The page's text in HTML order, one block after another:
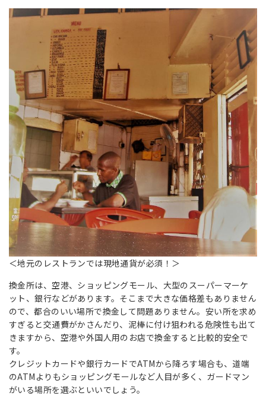
＜地元のレストランでは現地通貨が必須！＞
換金所は、空港、ショッピングモール、大型のスーパーマーケ
ット、銀行などがあります。そこまで大きな価格差もありません
ので、都合のいい場所で換金して問題ありません。安い所を求め
すぎると交通費がかさんだり、泥棒に付け狙われる危険性も出て
きますから、空港や外国人用のお店で換金すると比較的安全で
す。
クレジットカードや銀行カードでATMから降ろす場合も、道端
のATMよりもショッピングモールなど人目が多く、ガードマン
がいる場所を選ぶといいでしょう。